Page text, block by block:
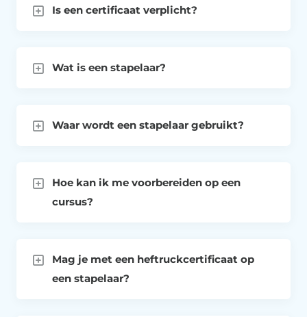
Is een certificaat verplicht?
Wat is een stapelaar?
Waar wordt een stapelaar gebruikt?
Hoe kan ik me voorbereiden op een
cursus?
Mag je met een heftruckcertificaat op
een stapelaar?